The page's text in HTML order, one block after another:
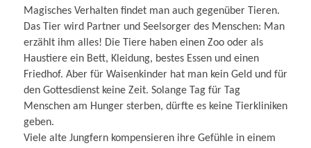
Magisches Verhalten findet man auch gegenüber Tieren.
Das Tier wird Partner und Seelsorger des Menschen: Man
erzählt ihm alles! Die Tiere haben einen Zoo oder als
Haustiere ein Bett, Kleidung, bestes Essen und einen
Friedhof. Aber für Waisenkinder hat man kein Geld und für
den Gottesdienst keine Zeit. Solange Tag für Tag
Menschen am Hunger sterben, dürfte es keine Tierkliniken
geben.
Viele alte Jungfern kompensieren ihre Gefühle in einem